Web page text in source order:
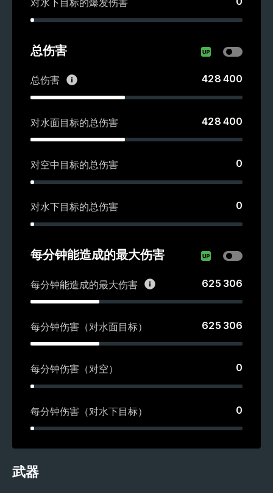
总伤害
总伤害 428 400
对水面目标的总伤害 428 400
对空中目标的总伤害 0
对水下目标的总伤害 0
每分钟能造成的最大伤害
每分钟能造成的最大伤害 625 306
每分钟伤害（对水面目标） 625 306
每分钟伤害（对空） 0
每分钟伤害（对水下目标） 0
武器